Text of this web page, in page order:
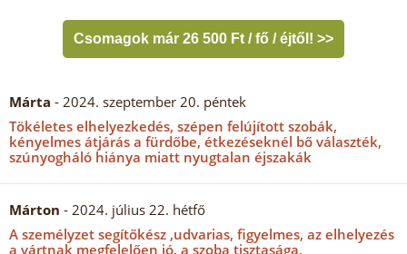
Csomagok már 26 500 Ft / fő / éjtől! >>
Márta - 2024. szeptember 20. péntek
Tökéletes elhelyezkedés, szépen felújított szobák,
kényelmes átjárás a fürdőbe, étkezéseknél bő választék,
szúnyogháló hiánya miatt nyugtalan éjszakák
Márton - 2024. július 22. hétfő
A személyzet segítőkész ,udvarias, figyelmes, az elhelyezés
a vártnak megfelelően jó, a szoba tisztasága,